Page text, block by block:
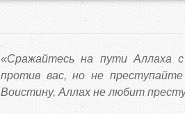
«Сражайтесь на пути Аллаха
против вас, но не преступайте
Воистину, Аллах не любит